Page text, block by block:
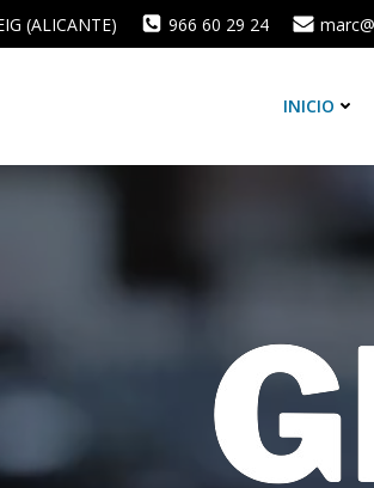
(ALICANTE) 966 60 29 24
INICIO